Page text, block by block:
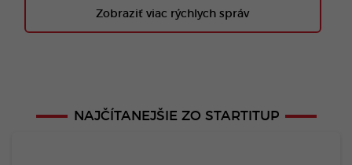
Zobraziť viac rýchlych správ
NAJČÍTANEJŠIE ZO STARTITUP